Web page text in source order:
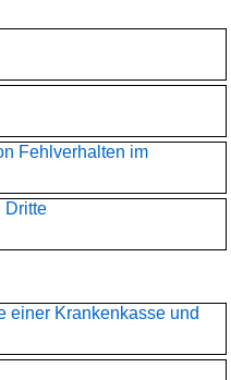
Fehlverhalten im
Dritte
einer Krankenkasse und